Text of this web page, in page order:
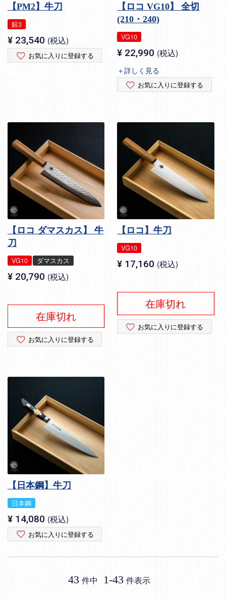
【PM2】牛刀
銀3
¥ 23,540 税込
お気に入りに登録する
【ロコ VG10】 全切
(210・240)
VG10
¥ 22,990 税込
＋詳しく見る
お気に入りに登録する
【ロコ ダマスカス】 牛
刀
VG10 ダマスカス
¥ 20,790 税込
在庫切れ
お気に入りに登録する
【ロコ】牛刀
VG10
¥ 17,160 税込
在庫切れ
お気に入りに登録する
【日本鋼】牛刀
日本鋼
¥ 14,080 税込
お気に入りに登録する
43 件中 1-43 件表示